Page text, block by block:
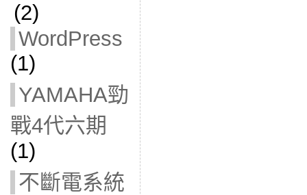
(2)
WordPress
(1)
YAMAHA勁
戰4代六期
(1)
不斷電系統